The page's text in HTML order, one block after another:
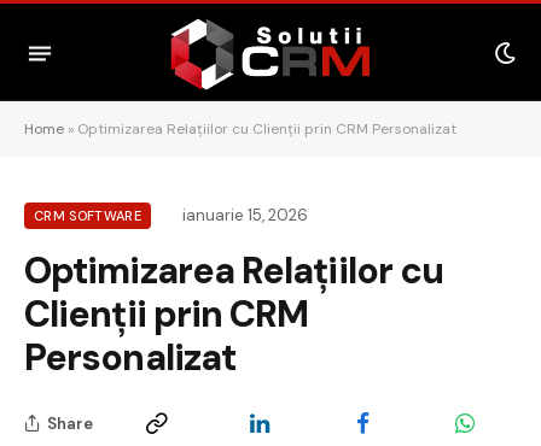
Home » Optimizarea Relațiilor cu Clienții prin CRM Personalizat
CRM SOFTWARE ianuarie 15, 2026
Optimizarea Relațiilor cu
Clienții prin CRM
Personalizat
Share